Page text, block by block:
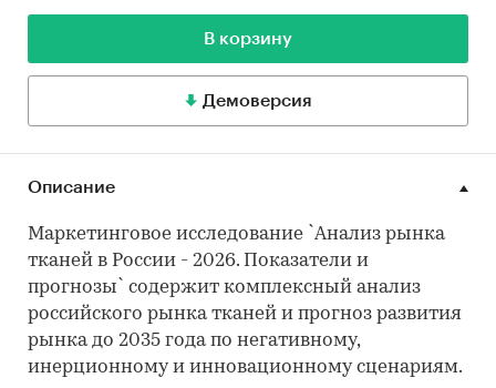
В корзину
Демоверсия
Описание
Маркетинговое исследование `Анализ рынка
тканей в России - 2026. Показатели и
прогнозы` содержит комплексный анализ
российского рынка тканей и прогноз развития
рынка до 2035 года по негативному,
инерционному и инновационному сценариям.